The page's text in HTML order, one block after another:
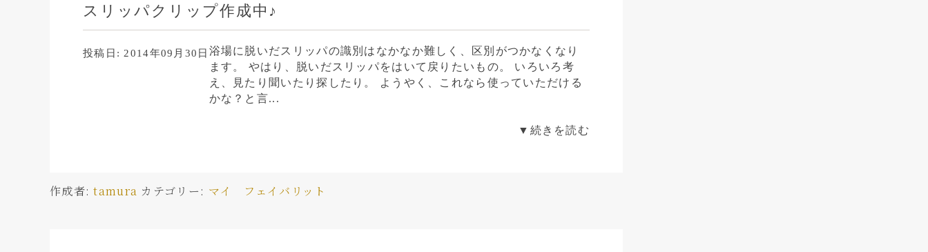
スリッパクリップ作成中♪
投稿日: 2014年09月30日 浴場に脱いだスリッパの識別はなかなか難しく、区別がつかなくなり
ます。 やはり、脱いだスリッパをはいて戻りたいもの。 いろいろ考
え、見たり聞いたり探したり。 ようやく、これなら使っていただける
かな？と言...
▼続きを読む
作成者:tamura カテゴリー: マイ フェイバリット